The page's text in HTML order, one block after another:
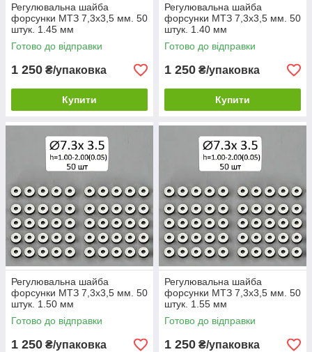
Регулювальна шайба
форсунки МТЗ 7,3х3,5 мм. 50
штук. 1.45 мм
Готово до відправки
1 250 ₴/упаковка
Купити
Регулювальна шайба
форсунки МТЗ 7,3х3,5 мм. 50
штук. 1.40 мм
Готово до відправки
1 250 ₴/упаковка
Купити
Регулювальна шайба
форсунки МТЗ 7,3х3,5 мм. 50
штук. 1.50 мм
Готово до відправки
1 250 ₴/упаковка
Регулювальна шайба
форсунки МТЗ 7,3х3,5 мм. 50
штук. 1.55 мм
Готово до відправки
1 250 ₴/упаковка